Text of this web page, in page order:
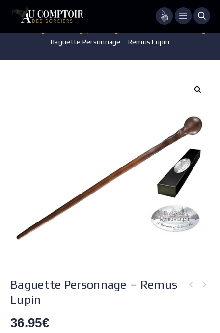
Menu
Baguette Personnage – Remus Lupin
Baguette Personnage – Remus
Lupin
36.95€